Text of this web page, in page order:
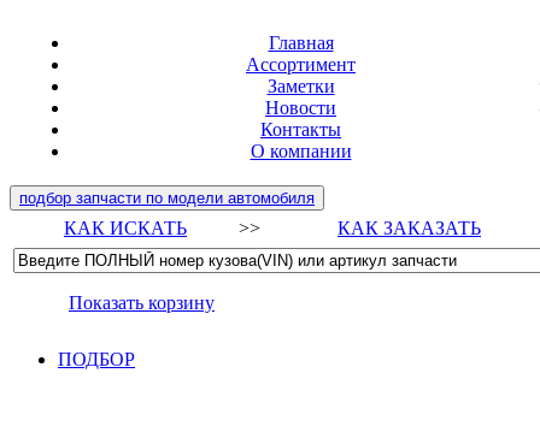
Главная
Ассортимент
Заметки
Новости
Контакты
О компании
подбор запчасти по модели автомобиля
КАК ИСКАТЬ >> КАК ЗАКАЗАТЬ
Показать корзину
ПОДБОР